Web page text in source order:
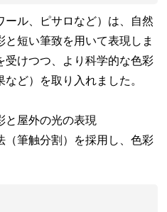
ール、ピサロなど）は、自然
短い筆致を用いて表現しま
受けつつ、より科学的な色彩
ど）を取り入れました。
と屋外の光の表現
（筆触分割）を採用し、色彩